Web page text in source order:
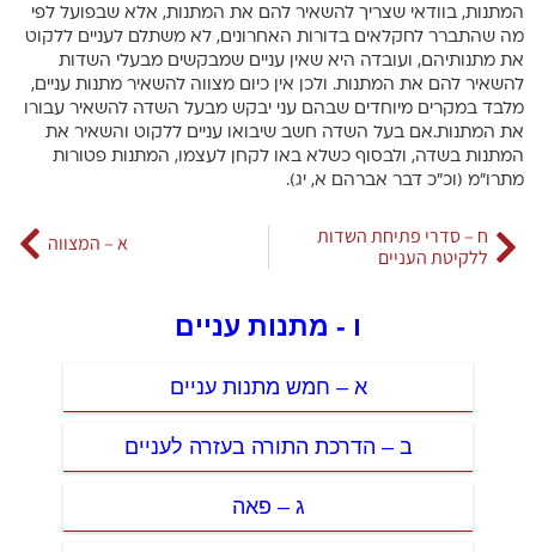
המתנות, בוודאי שצריך להשאיר להם את המתנות, אלא שבפועל לפי
מה שהתברר לחקלאים בדורות האחרונים, לא משתלם לעניים ללקוט
את מתנותיהם, ועובדה היא שאין עניים שמבקשים מבעלי השדות
להשאיר להם את המתנות. ולכן אין כיום מצווה להשאיר מתנות עניים,
מלבד במקרים מיוחדים שבהם עני יבקש מבעל השדה להשאיר עבורו
את המתנות.אם בעל השדה חשב שיבואו עניים ללקוט והשאיר את
המתנות בשדה, ולבסוף כשלא באו לקחן לעצמו, המתנות פטורות
מתרו”מ (וכ”כ דבר אברהם א, יג).
ח – סדרי פתיחת השדות
ללקיטת העניים
א – המצווה
ו - מתנות עניים
א – חמש מתנות עניים
ב – הדרכת התורה בעזרה לעניים
ג – פאה